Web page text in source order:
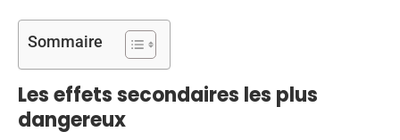
Sommaire
Les effets secondaires les plus
dangereux